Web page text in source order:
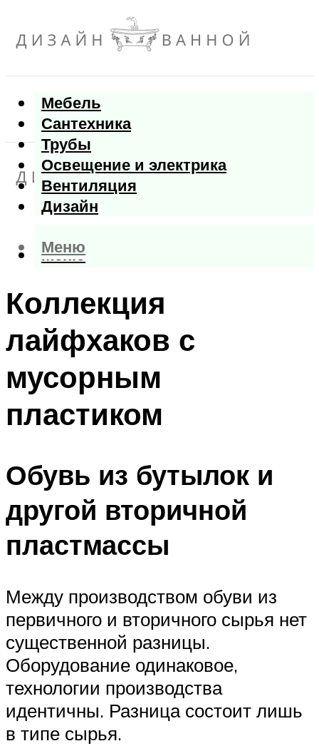
Мебель
Сантехника
Трубы
Освещение и электрика
Вентиляция
Дизайн
Меню
Меню
Коллекция
лайфхаков с
мусорным
пластиком
Обувь из бутылок и
другой вторичной
пластмассы
Между производством обуви из
первичного и вторичного сырья нет
существенной разницы.
Оборудование одинаковое,
технологии производства
идентичны. Разница состоит лишь
в типе сырья.